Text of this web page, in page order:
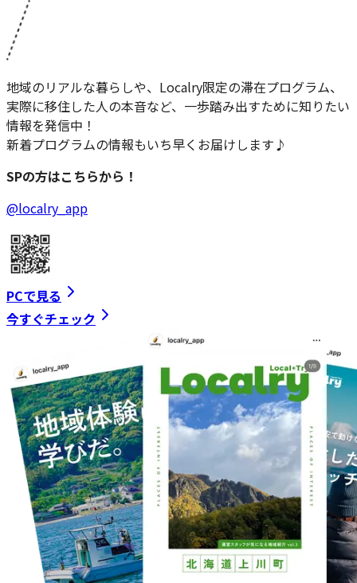
地域のリアルな暮らしや、Localry限定の滞在プログラム、
実際に移住した人の本音など、一歩踏み出すために知りたい
情報を発信中！
新着プログラムの情報もいち早くお届けします♪
SPの方はこちらから！
@localry_app
PCで見る
今すぐチェック